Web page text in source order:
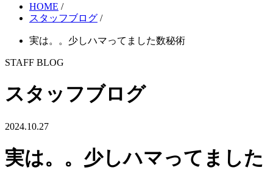
HOME /
スタッフブログ /
実は。。少しハマってました数秘術
STAFF BLOG
スタッフブログ
2024.10.27
実は。。少しハマってました